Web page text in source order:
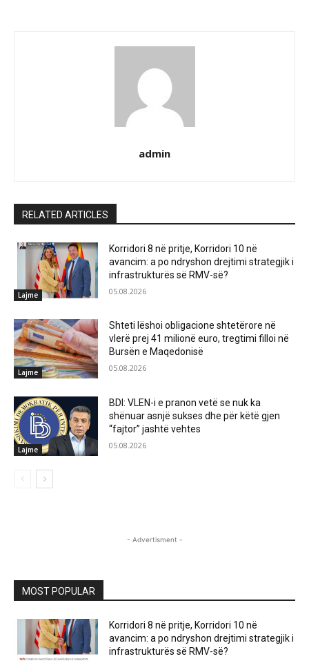
admin
RELATED ARTICLES
Lajme
Korridori 8 në pritje, Korridori 10 në
avancim: a po ndryshon drejtimi strategjik i
infrastrukturës së RMV-së?
05.08.2026
Lajme
Shteti lëshoi obligacione shtetërore në
vlerë prej 41 milionë euro, tregtimi filloi në
Bursën e Maqedonisë
05.08.2026
Lajme
BDI: VLEN-i e pranon vetë se nuk ka
shënuar asnjë sukses dhe për këtë gjen
“fajtor” jashtë vehtes
05.08.2026
- Advertisment -
MOST POPULAR
Korridori 8 në pritje, Korridori 10 në
avancim: a po ndryshon drejtimi strategjik i
infrastrukturës së RMV-së?